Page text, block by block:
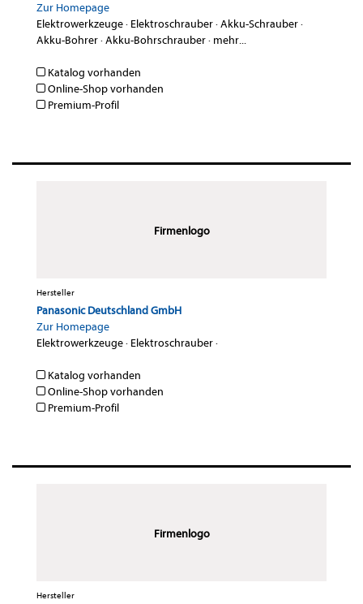
Zur Homepage
Elektrowerkzeuge· Elektroschrauber·Akku-Schrauber·
Akku-Bohrer·Akku-Bohrschrauber· mehr...
Katalog vorhanden
Online-Shop vorhanden
Premium-Profil
Firmenlogo
Hersteller
Panasonic Deutschland GmbH
Zur Homepage
Elektrowerkzeuge· Elektroschrauber·
Katalog vorhanden
Online-Shop vorhanden
Premium-Profil
Firmenlogo
Hersteller